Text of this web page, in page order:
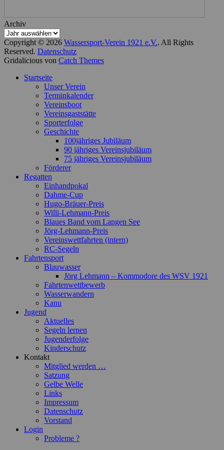
Archiv
Copyright © 2026 Wassersport-Verein 1921 e.V.. All Rights
Reserved. Datenschutz
Gridalicious von Catch Themes
oben
Startseite
Unser Verein
Terminkalender
Vereinsboot
Vereinsgaststätte
Sporterfolge
Geschichte
100jähriges Jubiläum
90 jähriges Vereinsjubiläum
75 jähriges Vereinsjubiläum
Förderer
Regatten
Einhandpokal
Dahme-Cup
Hugo-Bräuer-Preis
Willi-Lehmann-Preis
Blaues Band vom Langen See
Jörg-Lehmann-Preis
Vereinswettfahrten (intern)
RC-Segeln
Fahrtensport
Blauwasser
Jörg Lehmann – Kommodore des WSV 1921
Fahrtenwettbewerb
Wasserwandern
Kanu
Jugend
Aktuelles
Segeln lernen
Jugenderfolge
Kinderschutz
Kontakt
Mitglied werden …
Satzung
Gelbe Welle
Links
Impressum
Datenschutz
Vorstand
Login
Probleme ?